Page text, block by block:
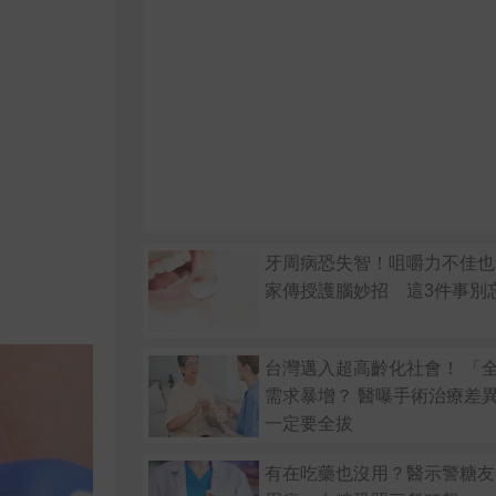
牙周病恐失智！咀嚼力不佳
家傳授護腦妙招 這3件事別
台灣邁入超高齡化社會！ 「
需求暴增？ 醫曝手術治療差
一定要全拔
有在吃藥也沒用？醫示警糖